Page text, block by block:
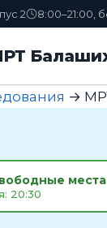
2 8:00–21:00,
→
места
20:30